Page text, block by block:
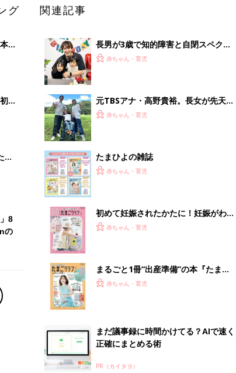
グ
め
ま
8
の
関連記事
長男が3歳で知的障害と自閉スペクト
ラム症と診断｡発達が後退して｢パパと
赤ちゃん・育児
元TBSアナ・高野貴裕。長女が先天性
ミオパチーと診断。「どうしてうちの
赤ちゃん・育児
たまひよの雑誌
赤ちゃん・育児
初めて妊娠されたかたに！妊娠がわか
ったら最初に読む本『初めてのたまご
赤ちゃん・育児
まるごと1冊“出産準備”の本『たまご
クラブ 夏号』〈スペシャル大特集〉
赤ちゃん・育児
まだ議事録に時間かけてる？AIで速く
正確にまとめる術
PR（カイタヨ）